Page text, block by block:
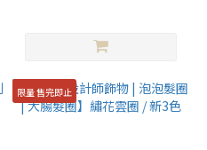
限量 售完即止